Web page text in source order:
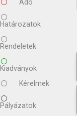
Adó
Határozatok
Rendeletek
Kiadványok
Kérelmek
Pályázatok